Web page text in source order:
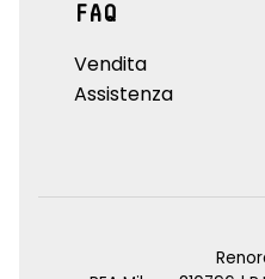
FAQ
Vendita
Assistenza